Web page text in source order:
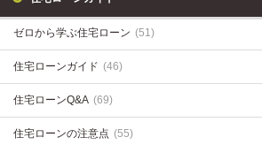
ゼロから学ぶ住宅ローン (51)
住宅ローンガイド (46)
住宅ローンQ&A (69)
住宅ローンの注意点 (55)